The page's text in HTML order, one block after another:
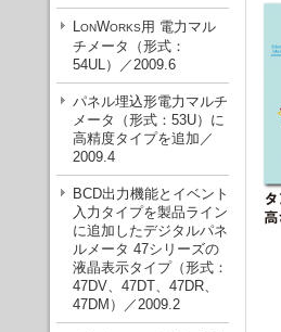
LONWORKS用 電力マル
チメータ（形式：
54UL）／2009.6
パネル埋込形電力マルチ
メータ（形式：53U）に
高精度タイプを追加／
2009.4
BCD出力機能とイベント
入力タイプを製品ライン
に追加したデジタルパネ
ルメータ 47シリーズの
液晶表示タイプ（形式：
47DV、47DT、47DR、
47DM）／2009.2